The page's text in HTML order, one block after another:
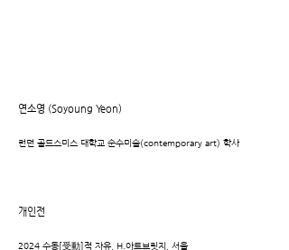
연소영 (Soyoung Yeon)
런던 골드스미스 대학교 순수미술(contemporary art) 학사
개인전
2024 수동[受動]적 자유, H.아트브릿지, 서울